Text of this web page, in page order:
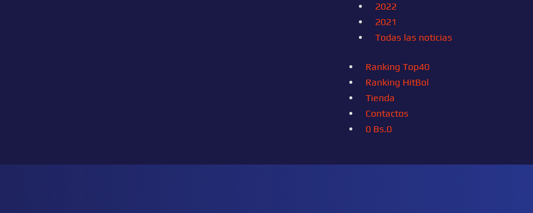
2022
2021
Todas las noticias
Ranking Top40
Ranking HitBol
Tienda
Contactos
0 Bs.0